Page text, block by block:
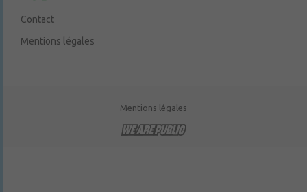
Contact
Mentions légales
Mentions légales